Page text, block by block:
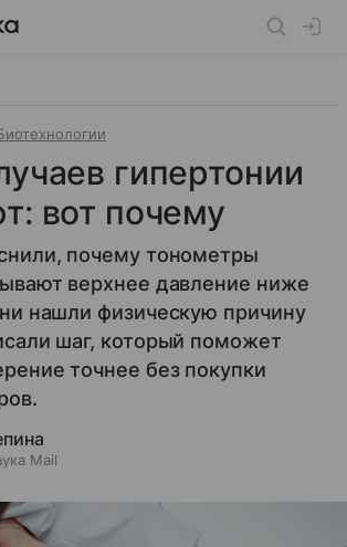
гипертонии
вот почему
почему тонометры
верхнее давление ниже
нашли физическую причину
шаг, который поможет
точнее без покупки
Mail